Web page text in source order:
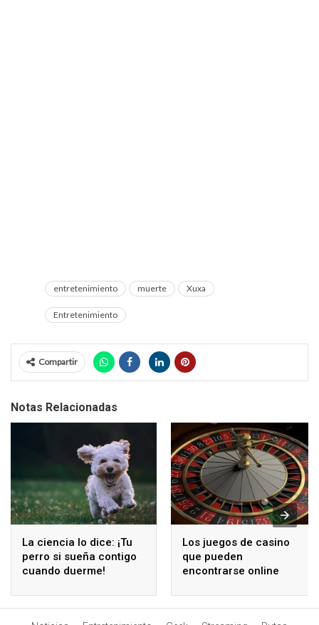
entretenimiento muerte Xuxa
Entretenimiento
Compartir
Notas Relacionadas
La ciencia lo dice: ¡Tu
perro si sueña contigo
cuando duerme!
Los juegos de casino
que pueden
encontrarse online